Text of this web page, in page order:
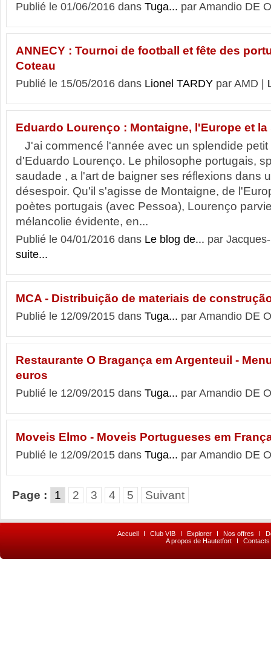
Publié le 01/06/2016 dans Tuga... par Amandio DE
ANNECY : Tournoi de football et fête des
Coteau
Publié le 15/05/2016 dans Lionel TARDY par AMD |
Eduardo Lourenço : Montaigne, l'Europe et la
J'ai commencé l'année avec un splendide petit
d'Eduardo Lourenço. Le philosophe portugais,
saudade , a l'art de baigner ses réflexions dans
désespoir. Qu'il s'agisse de Montaigne, de
poètes portugais (avec Pessoa), Lourenço
mélancolie évidente, en...
Publié le 04/01/2016 dans Le blog de... par
suite...
MCA - Distribuição de materiais de
Publié le 12/09/2015 dans Tuga... par Amandio DE
Restaurante O Bragança em Argenteuil -
euros
Publié le 12/09/2015 dans Tuga... par Amandio DE
Moveis Elmo - Moveis Portugueses em
Publié le 12/09/2015 dans Tuga... par Amandio DE
Page : 1 2 3 4 5 Suivant
Accueil I Club VIB I Explorer I Nos offres I
A propos de Hautetfort
I Contacts